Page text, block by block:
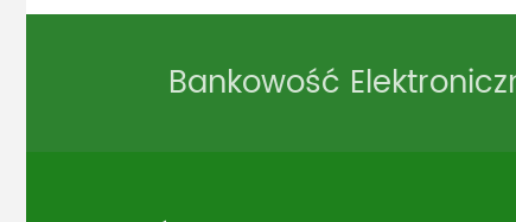
Bankowość